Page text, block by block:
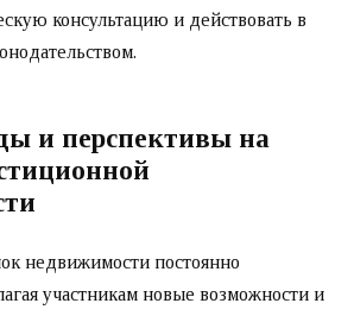
консультацию и действовать в
и перспективы на
недвижимости постоянно
участникам новые возможности и